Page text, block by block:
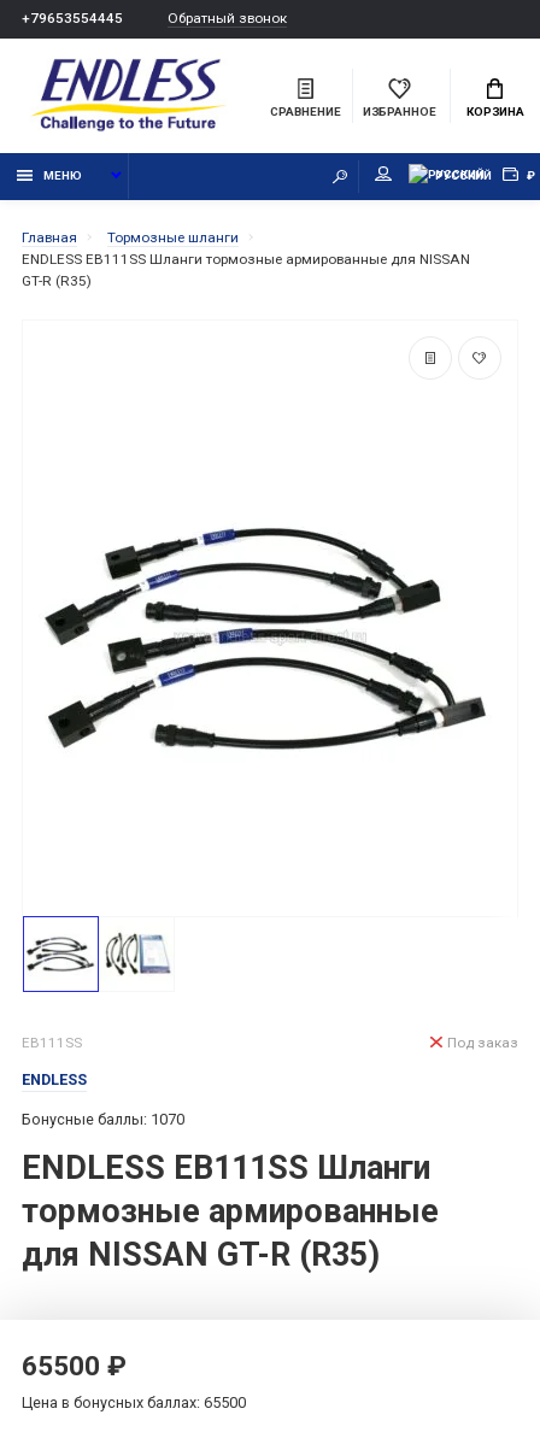
+79653554445 Обратный звонок
СРАВНЕНИЕ ИЗБРАННОЕ КОРЗИНА
МЕНЮ РУССКИЙ ₽
Главная
Тормозные шланги
ENDLESS EB111SS Шланги тормозные армированные для NISSAN
GT-R (R35)
EB111SS
ENDLESS
Бонусные баллы: 1070
ENDLESS EB111SS Шланги
тормозные армированные
для NISSAN GT-R (R35)
Под заказ
65500 ₽
Цена в бонусных баллах: 65500